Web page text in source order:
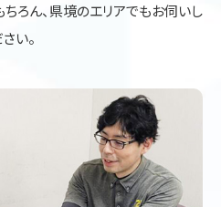
ろん、県境のエリアでもお伺いし
い。